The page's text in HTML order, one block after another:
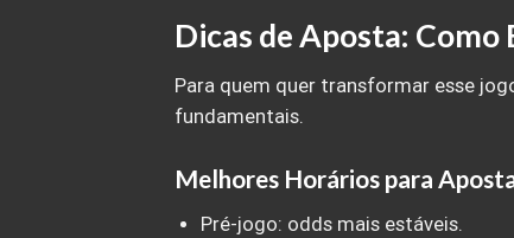
Dicas de Aposta: Como
Para quem quer transformar esse
fundamentais.
Melhores Horários para
Pré-jogo: odds mais estáveis.